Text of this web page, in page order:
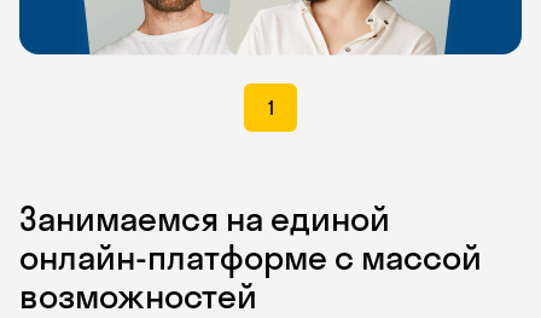
1
Занимаемся на единой
онлайн-платформе с массой
возможностей